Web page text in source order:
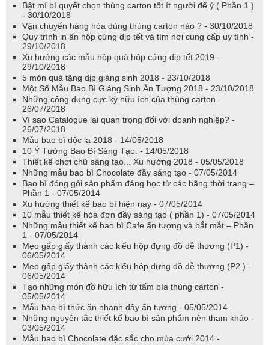
Bật mí bí quyết chọn thùng carton tốt ít người để ý ( Phần 1 )
- 30/10/2018
Vận chuyển hàng hóa dùng thùng carton nào ? - 30/10/2018
Quy trình in ấn hộp cứng dịp tết và tìm nơi cung cấp uy tính -
29/10/2018
Xu hướng các mẫu hộp quà hộp cứng dịp tết 2019 -
29/10/2018
5 món quà tặng dịp giáng sinh 2018 - 23/10/2018
Một Số Mẫu Bao Bì Giáng Sinh Ấn Tượng 2018 - 23/10/2018
Những công dụng cực kỳ hữu ích của thùng carton -
26/07/2018
Vì sao Catalogue lại quan trọng đối với doanh nghiệp? -
26/07/2018
Mẫu bao bì độc lạ 2018 - 14/05/2018
10 Ý Tưởng Bao Bì Sáng Tạo. - 14/05/2018
Thiết kế chơi chữ sáng tạo... Xu hướng 2018 - 05/05/2018
Những mẫu bao bì Chocolate đầy sáng tạo - 07/05/2014
Bao bì đóng gói sản phẩm đáng học từ các hãng thời trang –
Phần 1 - 07/05/2014
Xu hướng thiết kế bao bì hiện nay - 07/05/2014
10 mẫu thiết kế hóa đơn đầy sáng tạo ( phần 1) - 07/05/2014
Những mẫu thiết kế bao bì Cafe ấn tượng và bắt mắt – Phần
1 - 07/05/2014
Mẹo gấp giấy thành các kiểu hộp đựng đồ dễ thương (P1) -
06/05/2014
Mẹo gấp giấy thành các kiểu hộp đựng đồ dễ thương (P2 ) -
06/05/2014
Tạo những món đồ hữu ích từ tấm bìa thùng carton -
05/05/2014
Mẫu bao bì thức ăn nhanh đầy ấn tượng - 05/05/2014
Những nguyên tắc thiết kế bao bì sản phẩm nên tham khảo -
03/05/2014
Mẫu bao bì Chocolate đặc sắc cho mùa cưới 2014 -